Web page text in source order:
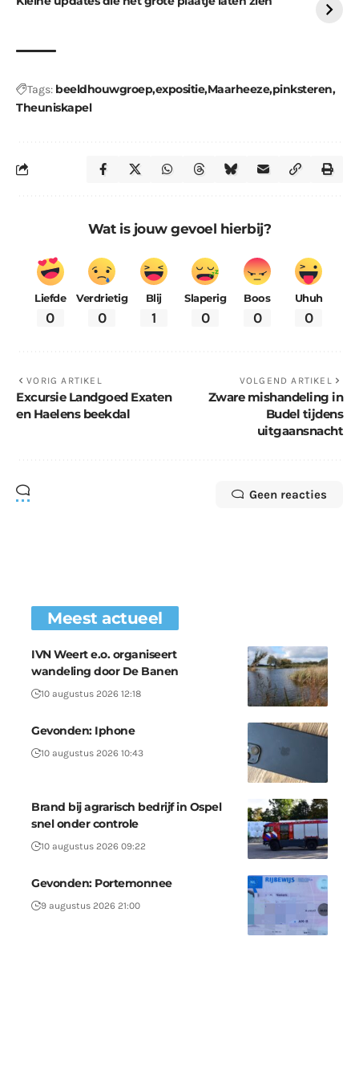
Tags: beeldhouwgroepexpositieMaarheezepinksteren
Theuniskapel
Wat is jouw gevoel hierbij?
Liefde
0
Verdrietig
0
Blij
1
Slaperig
0
Boos
0
Uhuh
0
VORIG ARTIKEL
Excursie Landgoed Exaten
en Haelens beekdal
VOLGEND ARTIKEL
Zware mishandeling in
Budel tijdens
uitgaansnacht
Geen reacties
Meest actueel
IVN Weert e.o. organiseert
wandeling door De Banen
10 augustus 2026 12:18
Gevonden: Iphone
10 augustus 2026 10:43
Brand bij agrarisch bedrijf in Ospel
snel onder controle
10 augustus 2026 09:22
Gevonden: Portemonnee
9 augustus 2026 21:00